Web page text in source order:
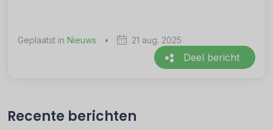
Geplaatst in Nieuws • 21 aug. 2025
Deel bericht
Recente berichten